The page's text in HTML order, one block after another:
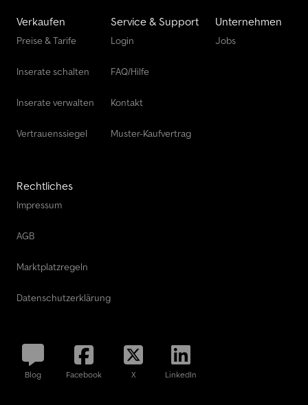
Verkaufen
Preise & Tarife
Inserate schalten
Inserate verwalten
Vertrauenssiegel
Service & Support
Login
FAQ/Hilfe
Kontakt
Muster-Kaufvertrag
Unternehmen
Jobs
Rechtliches
Impressum
AGB
Marktplatzregeln
Datenschutzerklärung
Blog Facebook X LinkedIn